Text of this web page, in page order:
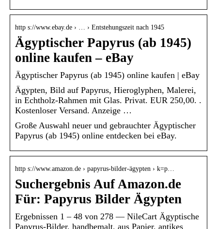
http s://www.ebay.de › … › Entstehungszeit nach 1945
Ägyptischer Papyrus (ab 1945)
online kaufen – eBay
Ägyptischer Papyrus (ab 1945) online kaufen | eBay
Ägypten, Bild auf Papyrus, Hieroglyphen, Malerei,
in Echtholz-Rahmen mit Glas. Privat. EUR 250,00. ​.
Kostenloser Versand. Anzeige …
Große Auswahl neuer und gebrauchter Ägyptischer
Papyrus (ab 1945) online entdecken bei eBay.
http s://www.amazon.de › papyrus-bilder-ägypten › k=p…
Suchergebnis Auf Amazon.de
Für: Papyrus Bilder Ägypten
Ergebnissen 1 – 48 von 278 — NileCart Ägyptische
Papyrus-Bilder, handbemalt, aus Papier, antikes